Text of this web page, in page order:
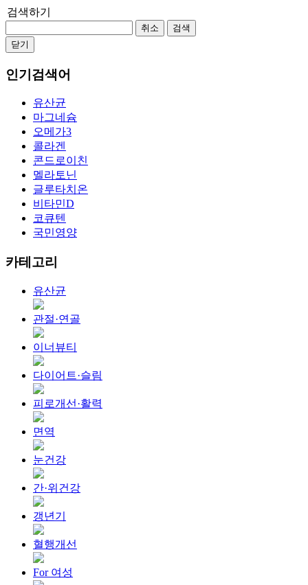
검색하기
취소
검색
닫기
인기검색어
유산균
마그네슘
오메가3
콜라겐
콘드로이친
멜라토닌
글루타치온
비타민D
코큐텐
국민영양
카테고리
유산균
관절·연골
이너뷰티
다이어트·슬림
피로개선·활력
면역
눈건강
간·위건강
갱년기
혈행개선
For 여성